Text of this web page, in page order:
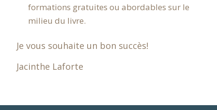
formations gratuites ou abordables sur le
milieu du livre.
Je vous souhaite un bon succès!
Jacinthe Laforte